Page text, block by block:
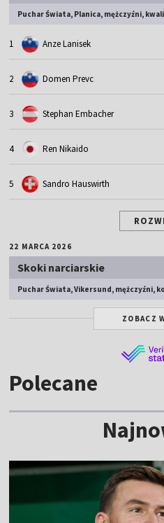
Puchar Świata, Planica, mężczyźni,
1 Anze Lanisek
2 Domen Prevc
3 Stephan Embacher
4 Ren Nikaido
5 Sandro Hauswirth
22 MARCA 2026
Skoki narciarskie
Puchar Świata, Vikersund, mężczyźni,
ZOBACZ
Polecane